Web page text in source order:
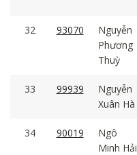
32 93070
Nguyễn
Phương
Thuỳ
33 99939
Nguyễn
Xuân Hà
34 90019
Ngô
Minh Hải